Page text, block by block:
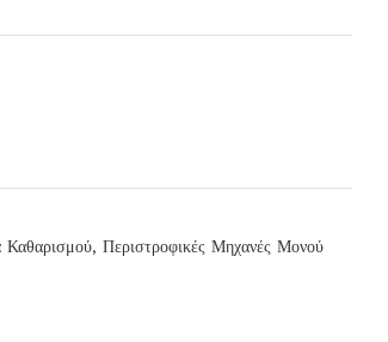
Καθαρισμού,Περιστροφικές Μηχανές Μονού